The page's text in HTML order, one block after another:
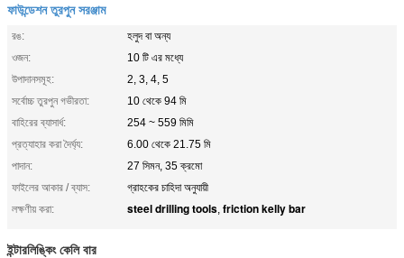
ফাউন্ডেশন তুরপুন সরঞ্জাম
রঙ:
হলুদ বা অন্য
ওজন:
10 টি এর মধ্যে
উপাদানসমূহ:
2, 3, 4, 5
সর্বোচ্চ তুরপুন গভীরতা:
10 থেকে 94 মি
বাহিরের ব্যাসার্ধ:
254 ~ 559 মিমি
প্রত্যাহার করা দৈর্ঘ্য:
6.00 থেকে 21.75 মি
পাদান:
27 সিমন, 35 ক্রমো
ফাইলের আকার / ব্যাস:
গ্রাহকের চাহিদা অনুযায়ী
লক্ষণীয় করা:
steel drilling tools, friction kelly bar
ইন্টারলিঙ্কিং কেলি বার